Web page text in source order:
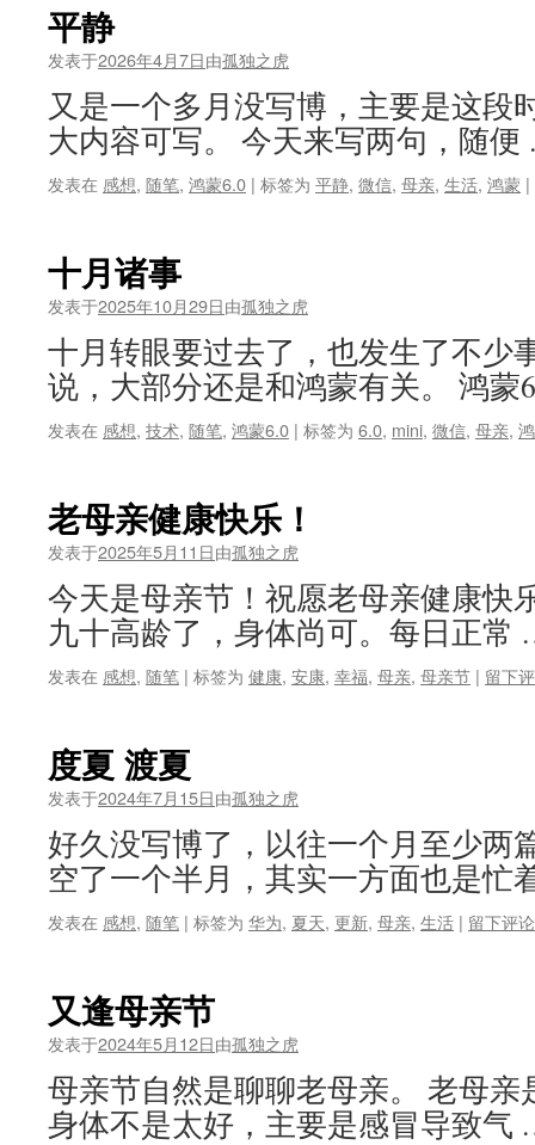
平静
发表于2026年4月7日由孤独之虎
又是一个多月没写博，主要是这段
大内容可写。 今天来写两句，随
发表在 感想, 随笔, 鸿蒙6.0 | 标签为 平静, 微信, 母亲, 生活, 鸿蒙 |
十月诸事
发表于2025年10月29日由孤独之虎
十月转眼要过去了，也发生了不少
说，大部分还是和鸿蒙有关。 鸿
发表在 感想, 技术, 随笔, 鸿蒙6.0 | 标签为 6.0, mini, 微信, 母亲,
老母亲健康快乐！
发表于2025年5月11日由孤独之虎
今天是母亲节！祝愿老母亲健康快
九十高龄了，身体尚可。每日正
发表在 感想, 随笔 | 标签为 健康, 安康, 幸福, 母亲, 母亲节 | 留下
度夏 渡夏
发表于2024年7月15日由孤独之虎
好久没写博了，以往一个月至少两
空了一个半月，其实一方面也是
发表在 感想, 随笔 | 标签为 华为, 夏天, 更新, 母亲, 生活 | 留下评论
又逢母亲节
发表于2024年5月12日由孤独之虎
母亲节自然是聊聊老母亲。 老母
身体不是太好，主要是感冒导致